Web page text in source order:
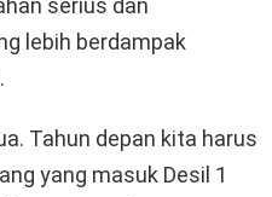
serius dan
lebih berdampak
Tahun depan kita harus
yang masuk Desil 1